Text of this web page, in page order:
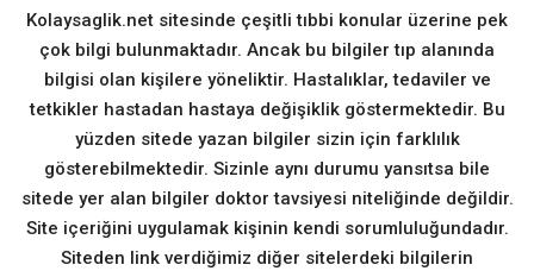
Kolaysaglik.net sitesinde çeşitli tıbbi konular üzerine pek
çok bilgi bulunmaktadır. Ancak bu bilgiler tıp alanında
bilgisi olan kişilere yöneliktir. Hastalıklar, tedaviler ve
tetkikler hastadan hastaya değişiklik göstermektedir. Bu
yüzden sitede yazan bilgiler sizin için farklılık
gösterebilmektedir. Sizinle aynı durumu yansıtsa bile
sitede yer alan bilgiler doktor tavsiyesi niteliğinde değildir.
Site içeriğini uygulamak kişinin kendi sorumluluğundadır.
Siteden link verdiğimiz diğer sitelerdeki bilgilerin